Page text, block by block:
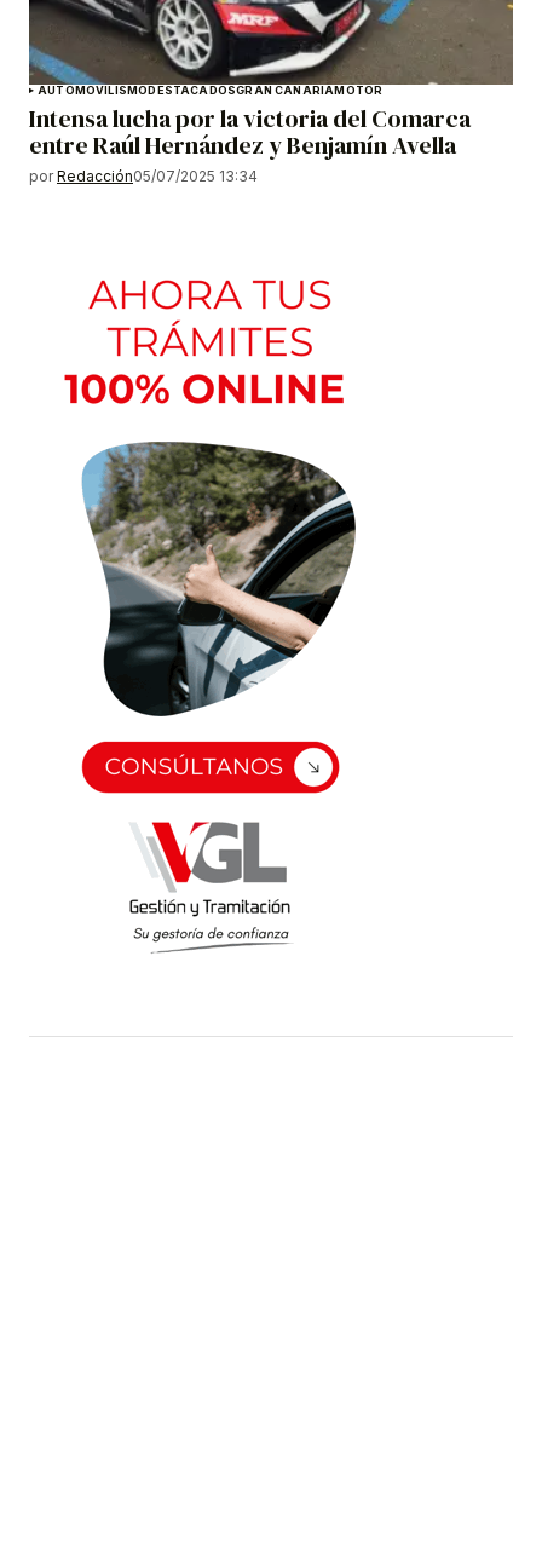
AUTOMOVILISMODESTACADOSGRAN CANARIAMOTOR
Intensa lucha por la victoria del Comarca
entre Raúl Hernández y Benjamín Avella
por Redacción05/07/2025 13:34